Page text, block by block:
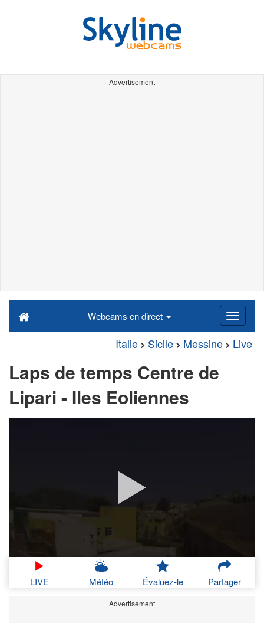
Advertisement
Webcams en direct
Italie Sicile Messine Live
Laps de temps Centre de
Lipari - Iles Eoliennes
LIVE Météo Évaluez-le Partager
Advertisement